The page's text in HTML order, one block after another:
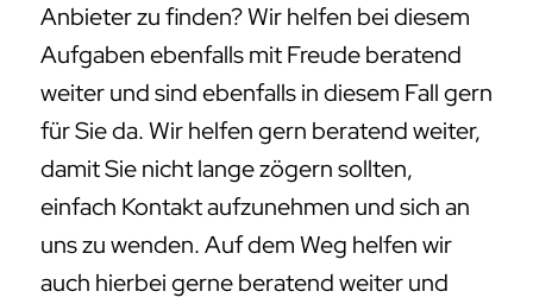
Anbieter zu finden? Wir helfen bei diesem
Aufgaben ebenfalls mit Freude beratend
weiter und sind ebenfalls in diesem Fall gern
für Sie da. Wir helfen gern beratend weiter,
damit Sie nicht lange zögern sollten,
einfach Kontakt aufzunehmen und sich an
uns zu wenden. Auf dem Weg helfen wir
auch hierbei gerne beratend weiter und